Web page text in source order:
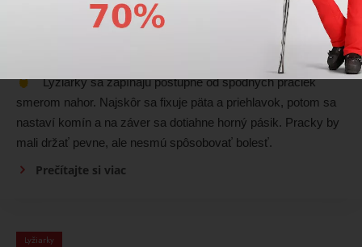
Lyžiarky sa zapínajú postupne od spodných praciek
smerom nahor. Najskôr sa fixuje päta a priehlavok, potom sa
nastaví komín a na záver sa dotiahne horný pásik. Pracky by
mali držať pevne, ale nesmú spôsobovať bolesť.
Prečítajte si viac
Lyžiarky